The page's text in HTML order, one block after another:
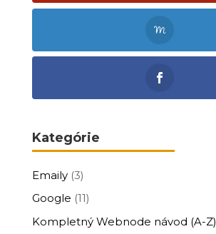
Kategórie
Emaily(3)
Google (11)
Kompletný Webnode návod (A-Z)